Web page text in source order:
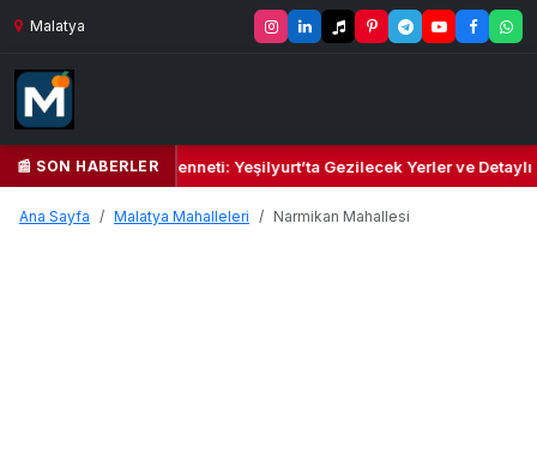
Malatya
📰 SON HABERLER
Yeşil Kalbi ve Kültür Cenneti: Yeşilyurt’ta Gezilecek Yerler ve Detaylı
Ana Sayfa Malatya Mahalleleri Narmikan Mahallesi